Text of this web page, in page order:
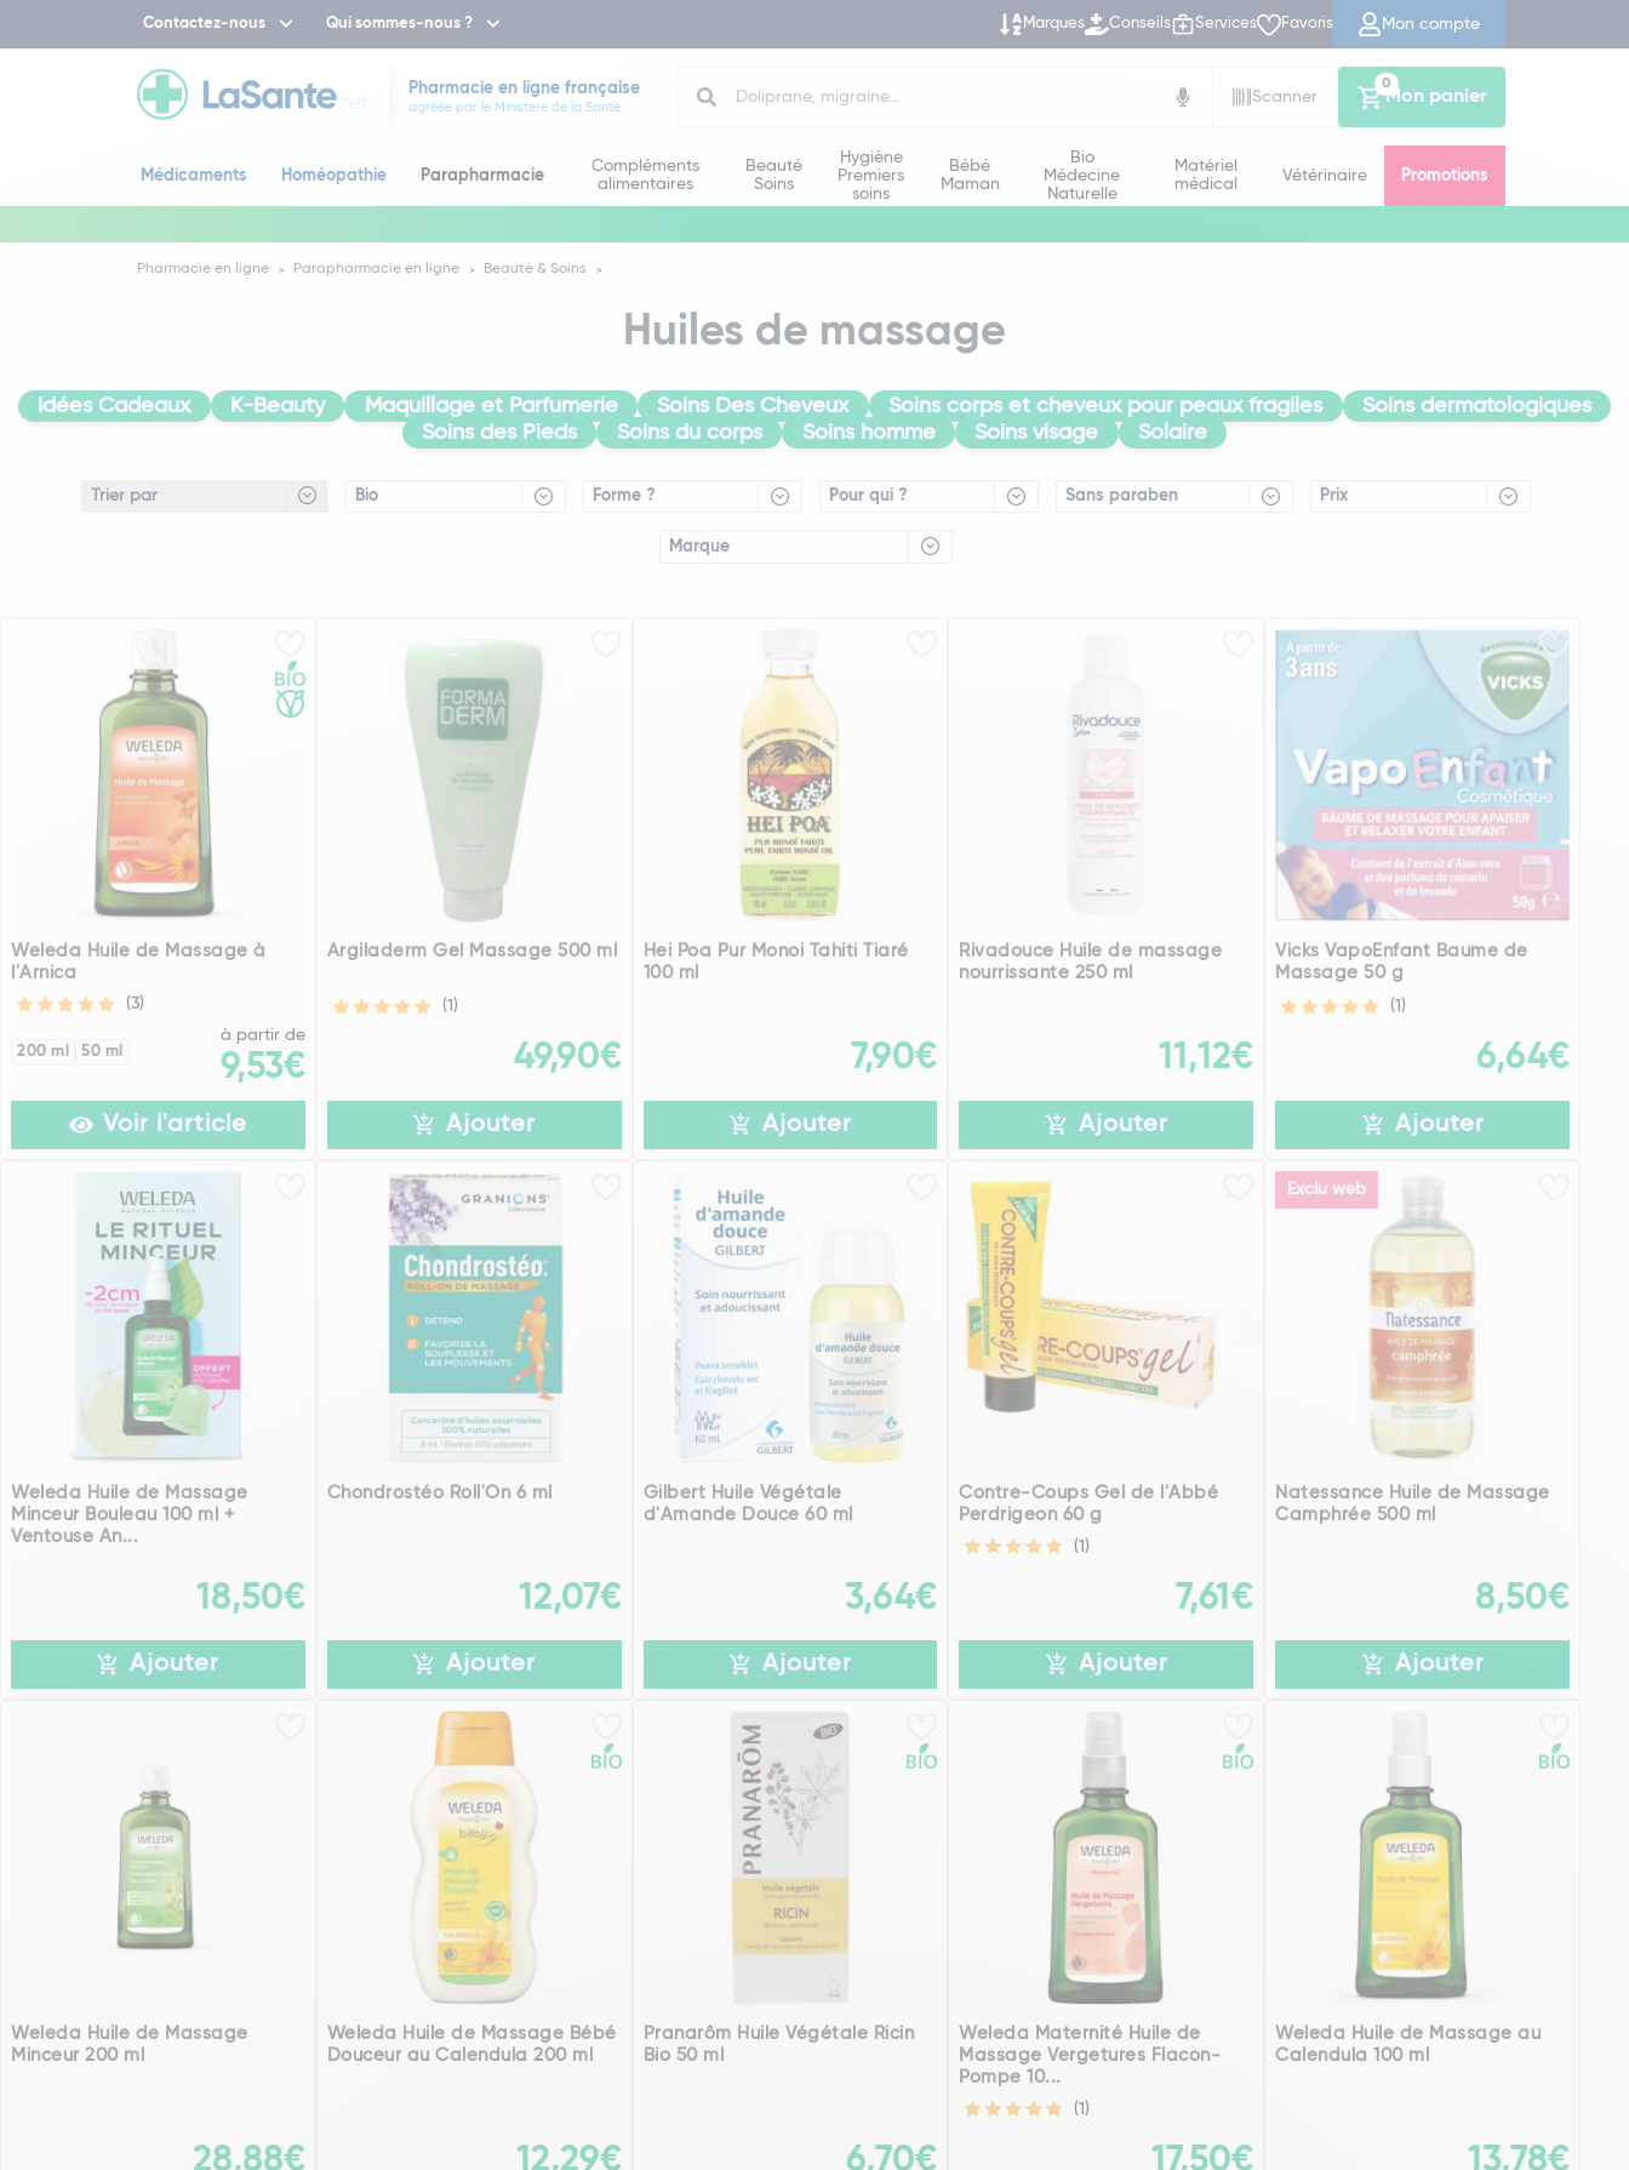
Contactez-nous Qui sommes-nous ? Marques Conseils Services Favoris Mon compte
Pharmacie en ligne française
agréée par le Ministère de la Santé
Scanner
Mon panier
0
Médicaments Homéopathie Parapharmacie
Compléments
alimentaires
Beauté
Soins
Hygiène
Premiers
soins
Bébé
Maman
Bio
Médecine
Naturelle
Matériel
médical
Vétérinaire Promotions
Pharmacie en ligne Parapharmacie en ligne Beauté & Soins
Huiles de massage
Idées Cadeaux K-Beauty Maquillage et Parfumerie Soins Des Cheveux Soins corps et cheveux pour peaux fragiles
Soins dermatologiques
Soins des Pieds
Soins du corps Soins homme Soins visage Solaire
Bio Forme ? Pour qui ? Sans paraben Prix
Marque
Weleda Huile de Massage à
l'Arnica
(3)
200 ml 50 ml
à partir de
9,53€
Voir l'article
Argiladerm Gel Massage 500 ml
(1)
49,90€
Ajouter
Hei Poa Pur Monoi Tahiti Tiaré
100 ml
7,90€
Ajouter
Rivadouce Huile de massage
nourrissante 250 ml
11,12€
Ajouter
Vicks VapoEnfant Baume de
Massage 50 g
(1)
6,64€
Ajouter
Weleda Huile de Massage
Minceur Bouleau 100 ml +
Ventouse An...
18,50€
Ajouter
Chondrostéo Roll'On 6 ml
12,07€
Ajouter
Gilbert Huile Végétale
d'Amande Douce 60 ml
3,64€
Ajouter
Contre-Coups Gel de l'Abbé
Perdrigeon 60 g
(1)
7,61€
Ajouter
Exclu web
Natessance Huile de Massage
Camphrée 500 ml
8,50€
Ajouter
Weleda Huile de Massage
Minceur 200 ml
28,88€
Weleda Huile de Massage Bébé
Douceur au Calendula 200 ml
12,29€
Pranarôm Huile Végétale Ricin
Bio 50 ml
6,70€
Weleda Maternité Huile de
Massage Vergetures Flacon-
Pompe 10...
(1)
17,50€
Weleda Huile de Massage au
Calendula 100 ml
13,78€